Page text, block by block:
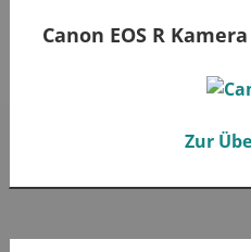
Canon EOS R
Zur